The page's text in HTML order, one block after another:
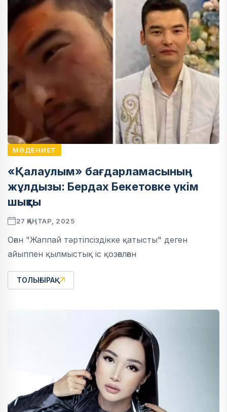
МӘДЕНИЕТ
«Қалаулым» бағдарламасының
жұлдызы: Бердах Бекетовке үкім
шықты
27 ҚАҢТАР, 2025
Оған "Жаппай тәртіпсіздікке қатысты" деген
айыппен қылмыстық іс қозғалған
ТОЛЫҒЫРАҚ